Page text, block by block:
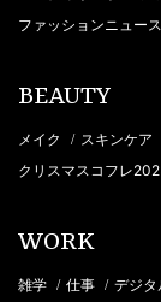
ファッションニュース
BEAUTY
メイク / スキンケア
クリスマスコフレ
WORK
雑学 / 仕事 / デジタ